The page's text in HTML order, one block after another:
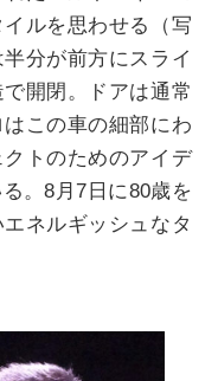
ルを思わせる（写
分が前方にスライ
開閉。ドアは通常
この車の細部にわ
トのためのアイデ
。8月7日に80歳を
ネルギッシュなタ